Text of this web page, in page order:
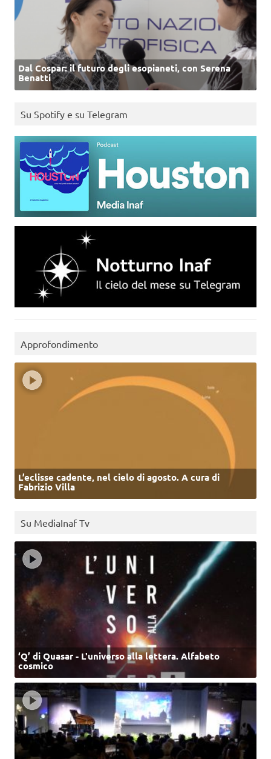
Dal Cospar: il futuro degli esopianeti, con Serena
Benatti
Su Spotify e su Telegram
Approfondimento
L’eclisse cadente, nel cielo di agosto. A cura di
Fabrizio Villa
Su MediaInaf Tv
‘Q’ di Quasar - L'universo alla lettera. Alfabeto
cosmico